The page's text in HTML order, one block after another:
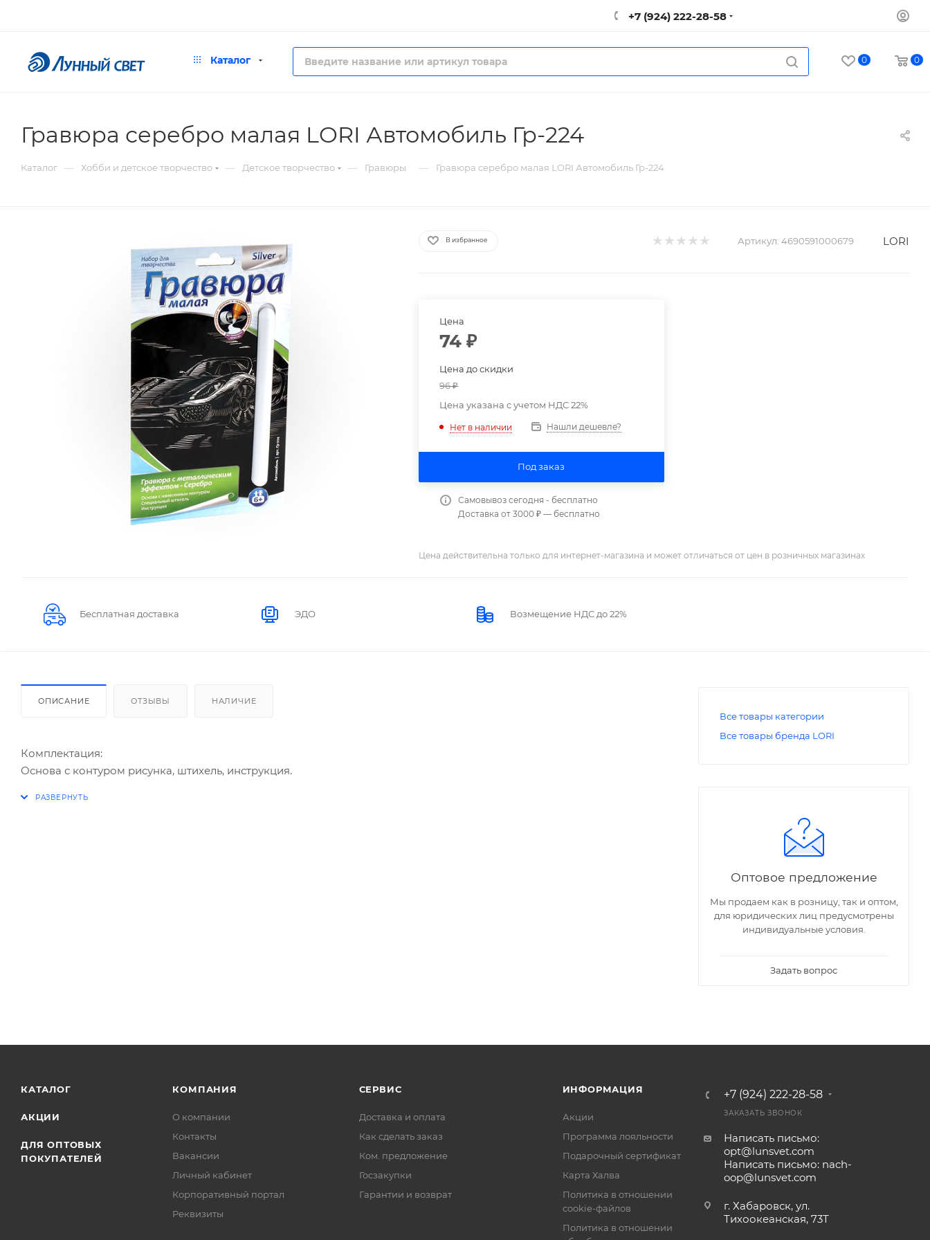
+7 (924) 222-28-58
Каталог 0 0
Гравюра серебро малая LORI Автомобиль Гр-224
Каталог — Хобби и детское творчество — Детское творчество — Гравюры — Гравюра серебро малая LORI Автомобиль Гр-224
В избранное Артикул: 4690591000679 LORI
Цена
74 ₽
Цена до скидки
96₽
Цена указана с учетом НДС 22%
Нет в наличии Нашли дешевле?
Под заказ
Самовывоз сегодня - бесплатно
Доставка от 3000 ₽ — бесплатно
Цена действительна только для интернет-магазина и может отличаться от цен в розничных магазинах
Бесплатная доставка ЭДО Возмещение НДС до 22%
ОПИСАНИЕ ОТЗЫВЫ НАЛИЧИЕ
Комплектация:
Основа с контуром рисунка, штихель, инструкция.
Все товары категории
Все товары бренда LORI
Оптовое предложение
Мы продаем как в розницу, так и оптом,
для юридических лиц предусмотрены
индивидуальные условия.
Задать вопрос
КАТАЛОГ
АКЦИИ
ДЛЯ ОПТОВЫХ
ПОКУПАТЕЛЕЙ
КОМПАНИЯ
О компании
Контакты
Вакансии
Личный кабинет
Корпоративный портал
Реквизиты
СЕРВИС
Доставка и оплата
Как сделать заказ
Ком. предложение
Госзакупки
Гарантии и возврат
ИНФОРМАЦИЯ
Акции
Программа лояльности
Подарочный сертификат
Карта Халва
Политика в отношении
cookie-файлов
Политика в отношении
+7 (924) 222-28-58
ЗАКАЗАТЬ ЗВОНОК
Написать письмо:
opt@lunsvet.com
Написать письмо: nach-
oop@lunsvet.com
г. Хабаровск, ул.
Тихоокеанская, 73Т